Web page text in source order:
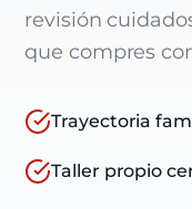
revisión
que compres
Trayectoria
Taller propio